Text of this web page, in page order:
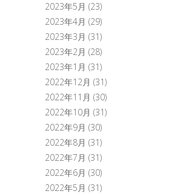
2023年5月 (23)
2023年4月 (29)
2023年3月 (31)
2023年2月 (28)
2023年1月 (31)
2022年12月 (31)
2022年11月 (30)
2022年10月 (31)
2022年9月 (30)
2022年8月 (31)
2022年7月 (31)
2022年6月 (30)
2022年5月 (31)